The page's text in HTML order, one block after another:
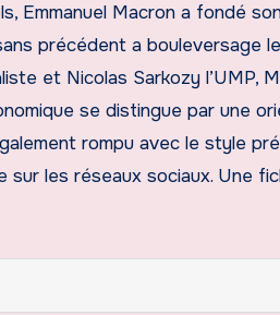
Emmanuel Macron a fondé
précédent a bouleversage
et Nicolas Sarkozy l’UMP,
se distingue par une
rompu avec le style
les réseaux sociaux. Une